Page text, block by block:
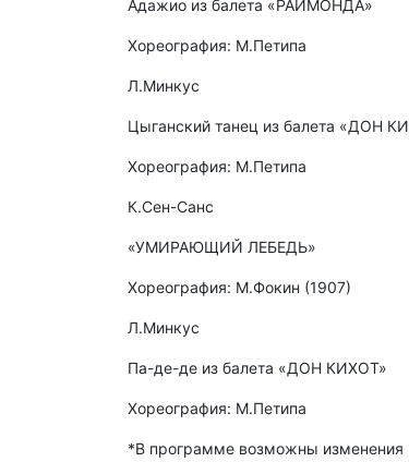
Адажио из балета «РАЙМОНДА»
Хореография: М.Петипа
Л.Минкус
Цыганский танец из балета «ДОН
Хореография: М.Петипа
К.Сен-Санс
«УМИРАЮЩИЙ ЛЕБЕДЬ»
Хореография: М.Фокин (1907)
Л.Минкус
Па-де-де из балета «ДОН КИХОТ»
Хореография: М.Петипа
*В программе возможны изменения